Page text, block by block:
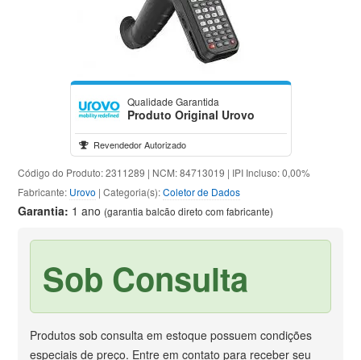
Qualidade Garantida
Produto Original Urovo
Revendedor Autorizado
Código do Produto: 2311289 | NCM: 84713019 | IPI Incluso: 0,00%
Fabricante: Urovo | Categoria(s):Coletor de Dados
Garantia: 1 ano (garantia balcão direto com fabricante)
Sob Consulta
Produtos sob consulta em estoque possuem condições
especiais de preço. Entre em contato para receber seu